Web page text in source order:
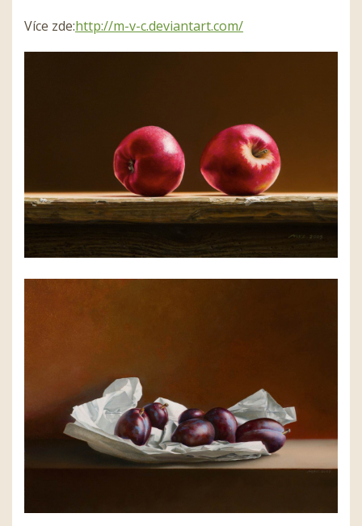
Více zde:http://m-v-c.deviantart.com/